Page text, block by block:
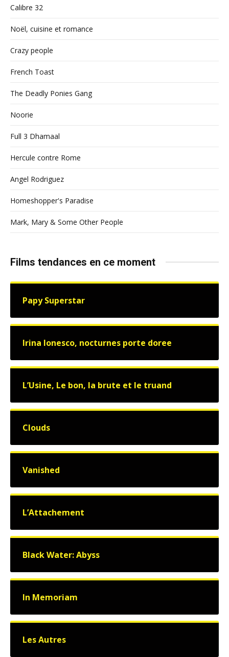
Calibre 32
Noël, cuisine et romance
Crazy people
French Toast
The Deadly Ponies Gang
Noorie
Full 3 Dhamaal
Hercule contre Rome
Angel Rodriguez
Homeshopper's Paradise
Mark, Mary & Some Other People
Films tendances en ce moment
Papy Superstar
Irina Ionesco, nocturnes porte doree
L’Usine, Le bon, la brute et le truand
Clouds
Vanished
L’Attachement
Black Water: Abyss
In Memoriam
Les Autres